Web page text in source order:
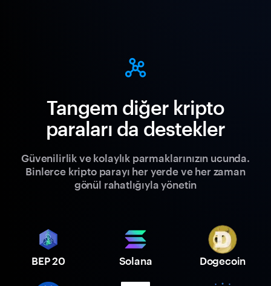
Tangem diğer kripto
paraları da destekler
Güvenilirlik ve kolaylık parmaklarınızın ucunda.
Binlerce kripto parayı her yerde ve her zaman
gönül rahatlığıyla yönetin
BEP 20 Solana Dogecoin